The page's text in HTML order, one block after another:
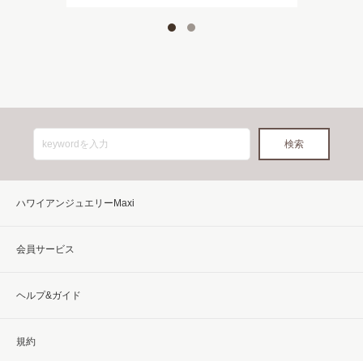
ハワイアンジュエリーMaxi
会員サービス
ヘルプ&ガイド
規約